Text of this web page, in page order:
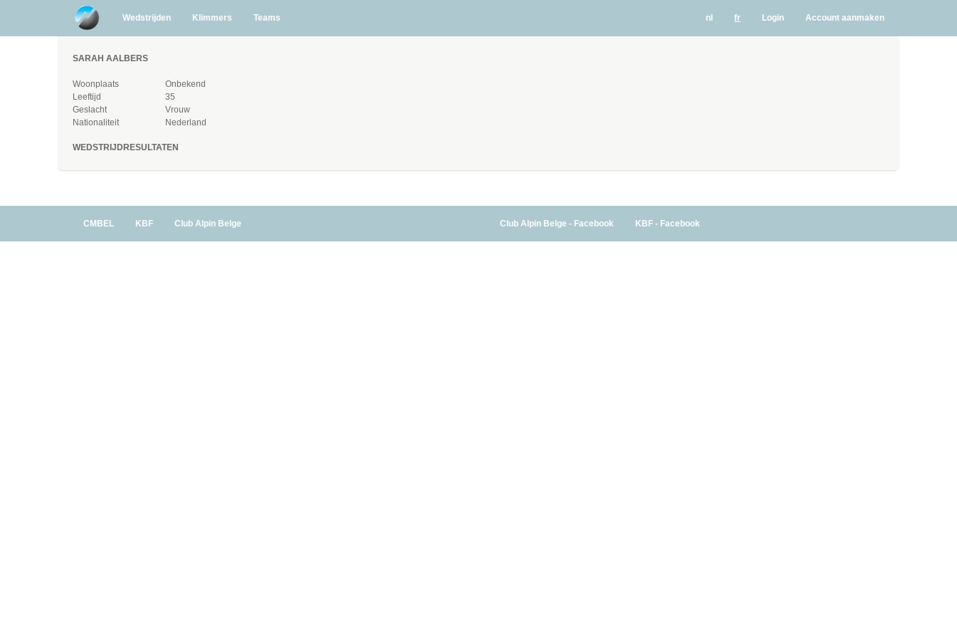
Wedstrijden Klimmers Teams nl fr Login Account aanmaken
SARAH AALBERS
Woonplaats
Onbekend
Leeftijd
35
Geslacht
Vrouw
Nationaliteit
Nederland
WEDSTRIJDRESULTATEN
CMBEL KBF Club Alpin Belge Club Alpin Belge - Facebook KBF - Facebook